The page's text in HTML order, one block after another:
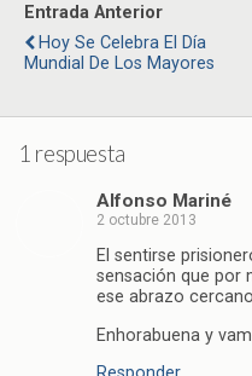
Entrada Anterior
Hoy Se Celebra El Día
Mundial De Los Mayores
1 respuesta
Alfonso Mariné
2 octubre 2013
El sentirse
sensación que por
ese abrazo
Enhorabuena y